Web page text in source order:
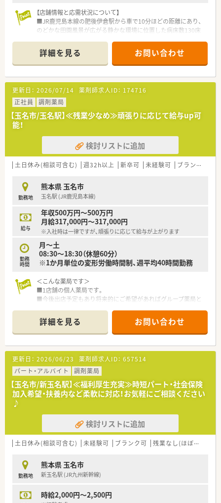
が描けます。
また希望者は人事、教育、経営コンサル等に携わることも可能で
す。
＜こんな方にもおすすめ＞
■しっかりとした教育体制のもとで薬剤師としてのスキルを磨
きたい方
■ライフスタイルに合わせて長くご勤務していきたい方
【店舗情報と応需状況について】
■JR鹿児島本線の肥後伊倉駅から車で10分ほどの距離にあり、
のどかな田園風景が広がる静かな環境に位置した病床数130床
■内科や循環器科など複数科目を1日15名ほど応需しており、
2024年12月より電子カルテの運用も開始されました。
■常勤薬剤師2名と非常勤1名に加え助手3名が在籍しており、現
在は欠員補充のため急募にて採用を強化しています。
【法人特徴について】
■地域の医療と介護を支える体制を構築しており、回復期リハビ
リテーションや慢性期医療に強みを持つ法人です。
■病院の他に複数の介護関連施設を運営しており、地域の診療所
■職員の資質向上のために各種委員会活動や研究発表会を開催
し、組織全体で共通認識を持つことを大切にします。
【勤務実態について】
め、仕事終わりの時間を有効に活用いただけます。
■休日出勤や夜勤の対応は一切ございませんので、週末はしっか
りと身体を休めてプライベートを満喫できます。
■年間休日は114日確保されており、有給休暇の取得も推奨され
ているため家族との予定も合わせやすい環境です。
【想定される業務内容】
■入院患者様への調剤業務や病棟での服薬指導を中心として、多
職種カンファレンスへの参加も担当いただきます。
■外来は院内処方にて1日10名から15名程度対応しており、患者
■2024年に刷新されたオーダリングシステムや電子カルテを活
用し、正確かつ効率的な薬歴管理業務を行います。
詳細を見る お問い合わせ
更新日： 2026/07/14 薬剤師求人ID： 174716
正社員
調剤薬局
【玉名市/玉名駅】≪残業少なめ≫頑張りに応じて給与up可
能！
検討リストに追加
土日休み(相談可含む) 週32h以上 新卒可 未経験可 ブランク可
勤務地
熊本県 玉名市
玉名駅 (JR鹿児島本線)
給与
年収500万円～500万円
月給317,000円～317,000円
※入社時は一律ですが、頑張りに応じて給与が上がります
勤務
時間
月～土
08:30～18:30（休憩60分）
※1か月単位の変形労働時間制、週平均40時間勤務
＜こんな薬局です＞
■1店舗の個人薬局です。
■今後出店予定もあり将来的にご希望があればグループ薬局と
＜こんな店舗です＞
■近隣の耳鼻咽喉科、整形外科クリニックから主に応需していま
す。
■薬局内は白を基調とした綺麗な薬局です。
■投薬カウンターは投薬口ごとに仕切り板を設置し、患者様のプ
ライバシーへの対応を行っています。
■お子様の患者様も多く簡単なキッズスペースを設けています。
■未経験やブランクがある方も歓迎です。慣れるまで丁寧に指
導しますので安心です。
詳細を見る お問い合わせ
更新日： 2026/06/23 薬剤師求人ID： 657514
パート・アルバイト
調剤薬局
【玉名市/新玉名駅】≪福利厚生充実≫時短パート・社会保険
加入希望・扶養内など柔軟に対応！お気軽にご相談ください
♪
検討リストに追加
土日休み(相談可含む) 未経験可 ブランク可 残業なし(ほぼなし含む)
勤務地
熊本県 玉名市
新玉名駅 (JR九州新幹線)
時給2,000円～2,500円